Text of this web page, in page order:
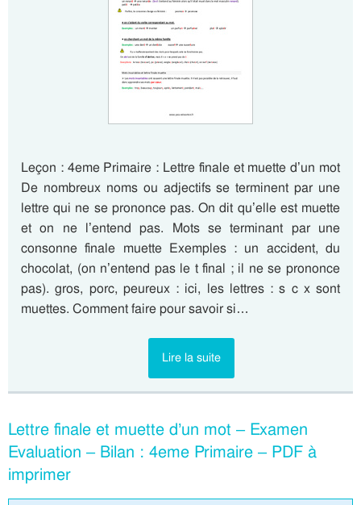
Leçon : 4eme Primaire : Lettre finale et muette d’un mot
De nombreux noms ou adjectifs se terminent par une
lettre qui ne se prononce pas. On dit qu’elle est muette
et on ne l’entend pas. Mots se terminant par une
consonne finale muette Exemples : un accident, du
chocolat, (on n’entend pas le t final ; il ne se prononce
pas). gros, porc, peureux : ici, les lettres : s c x sont
muettes. Comment faire pour savoir si…
Lire la suite
Lettre finale et muette d’un mot – Examen
Evaluation – Bilan : 4eme Primaire – PDF à
imprimer